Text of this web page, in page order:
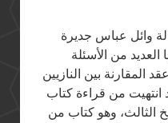
وائل عباس جديرة
العديد من الأسئلة
المقارنة بين النازيين
انتهيت من قراءة كتاب
الثالث، وهو كتاب من